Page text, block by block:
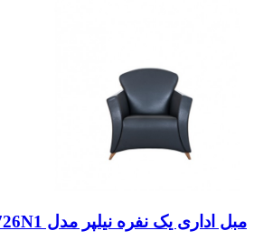
مبل اداری یک نفره نیلپر مدل OSS 726N1